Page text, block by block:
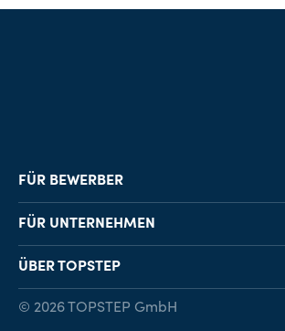
FÜR BEWERBER
Job-Finder
Karriereberatung
FÜR UNTERNEHMEN
Personalvermittlung
Personalsuche
ÜBER TOPSTEP
© 2026 TOPSTEP GmbH